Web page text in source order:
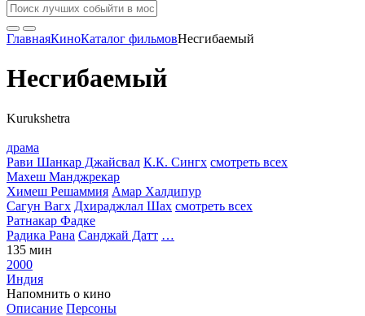
ГлавнаяКиноКаталог фильмовНесгибаемый
Несгибаемый
Kurukshetra
драма
Рави Шанкар Джайсвал К.К. Сингх смотреть всех
Махеш Манджрекар
Химеш Решаммия Амар Халдипур
Сагун Вагх Дхираджлал Шах смотреть всех
Ратнакар Фадке
Радика Рана Санджай Датт …
135 мин
2000
Индия
Напомнить о кино
Описание Персоны